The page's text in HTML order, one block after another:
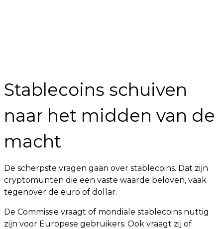
Stablecoins schuiven
naar het midden van de
macht
De scherpste vragen gaan over stablecoins. Dat zijn
cryptomunten die een vaste waarde beloven, vaak
tegenover de euro of dollar.
De Commissie vraagt of mondiale stablecoins nuttig
zijn voor Europese gebruikers. Ook vraagt zij of